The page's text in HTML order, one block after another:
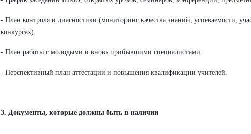
- План контроля и диагностики (мониторинг качества знаний, успеваемости,
конкурсах).
- План работы с молодыми и вновь прибывшими специалистами.
- Перспективный план аттестации и повышения квалификации учителей.
3. Документы, которые должны быть в наличии